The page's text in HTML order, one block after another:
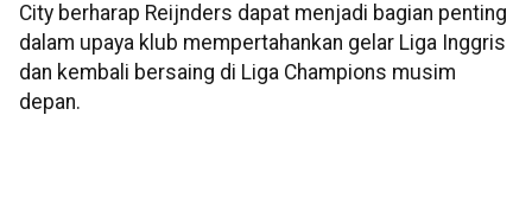
City berharap Reijnders dapat menjadi bagian penting
dalam upaya klub mempertahankan gelar Liga Inggris
dan kembali bersaing di Liga Champions musim
depan.